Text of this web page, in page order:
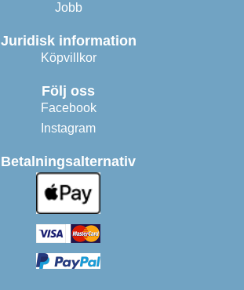
Jobb
Juridisk information
Köpvillkor
Följ oss
Facebook
Instagram
Betalningsalternativ